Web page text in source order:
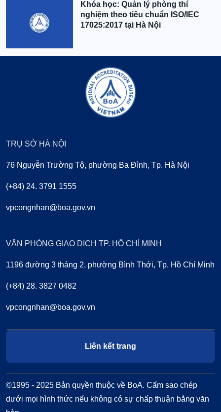
Khóa học: Quản lý phòng thí
nghiệm theo tiêu chuẩn ISO/IEC
17025:2017 tại Hà Nội
TRỤ SỞ HÀ NỘI
76 Nguyễn Trường Tộ, phường Ba Đình, Tp. Hà Nội
(+84) 24. 3791 1555
vpcongnhan@boa.gov.vn
VĂN PHÒNG GIAO DỊCH TP. HỒ CHÍ MINH
1196 đường 3 tháng 2, phường Bình Thới, Tp. Hồ Chí Minh
(+84) 28. 3827 0482
vpcongnhan@boa.gov.vn
Liên kết trang
©1995 - 2025 Bản quyền thuộc về BoA. Cấm sao chép
dưới mọi hình thức nếu không có sự chấp thuận bằng văn